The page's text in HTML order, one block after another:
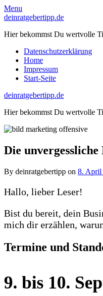
Skip
to
Menu
deinratgebertipp.de
Hier bekommst Du wertvolle
Datenschutzerklärung
Home
Impressum
Start-Seite
deinratgebertipp.de
Hier bekommst Du wertvolle
Die
By deinratgebertipp on 8. April
Hallo, lieber Leser!
Bist du bereit, dein
mich dir erzählen,
Termine und
9. bis 10.